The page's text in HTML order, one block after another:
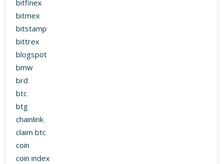
bitfinex
bitmex
bitstamp
bittrex
blogspot
bmw
brd
btc
btg
chainlink
claim btc
coin
coin index